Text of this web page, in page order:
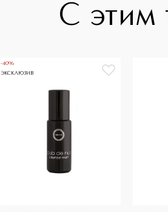
С этим
-40%
ЭКСКЛЮЗИВ